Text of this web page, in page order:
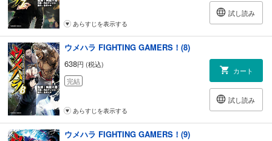
試し読み
あらすじを表示する
ウメハラ FIGHTING GAMERS！(8)
638円 (税込)
完結
カート
試し読み
あらすじを表示する
ウメハラ FIGHTING GAMERS！(9)